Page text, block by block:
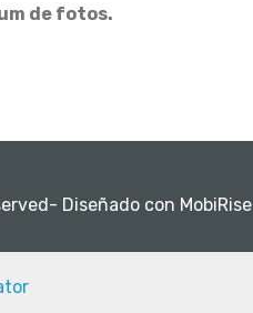
de fotos.
Diseñado con MobiRise